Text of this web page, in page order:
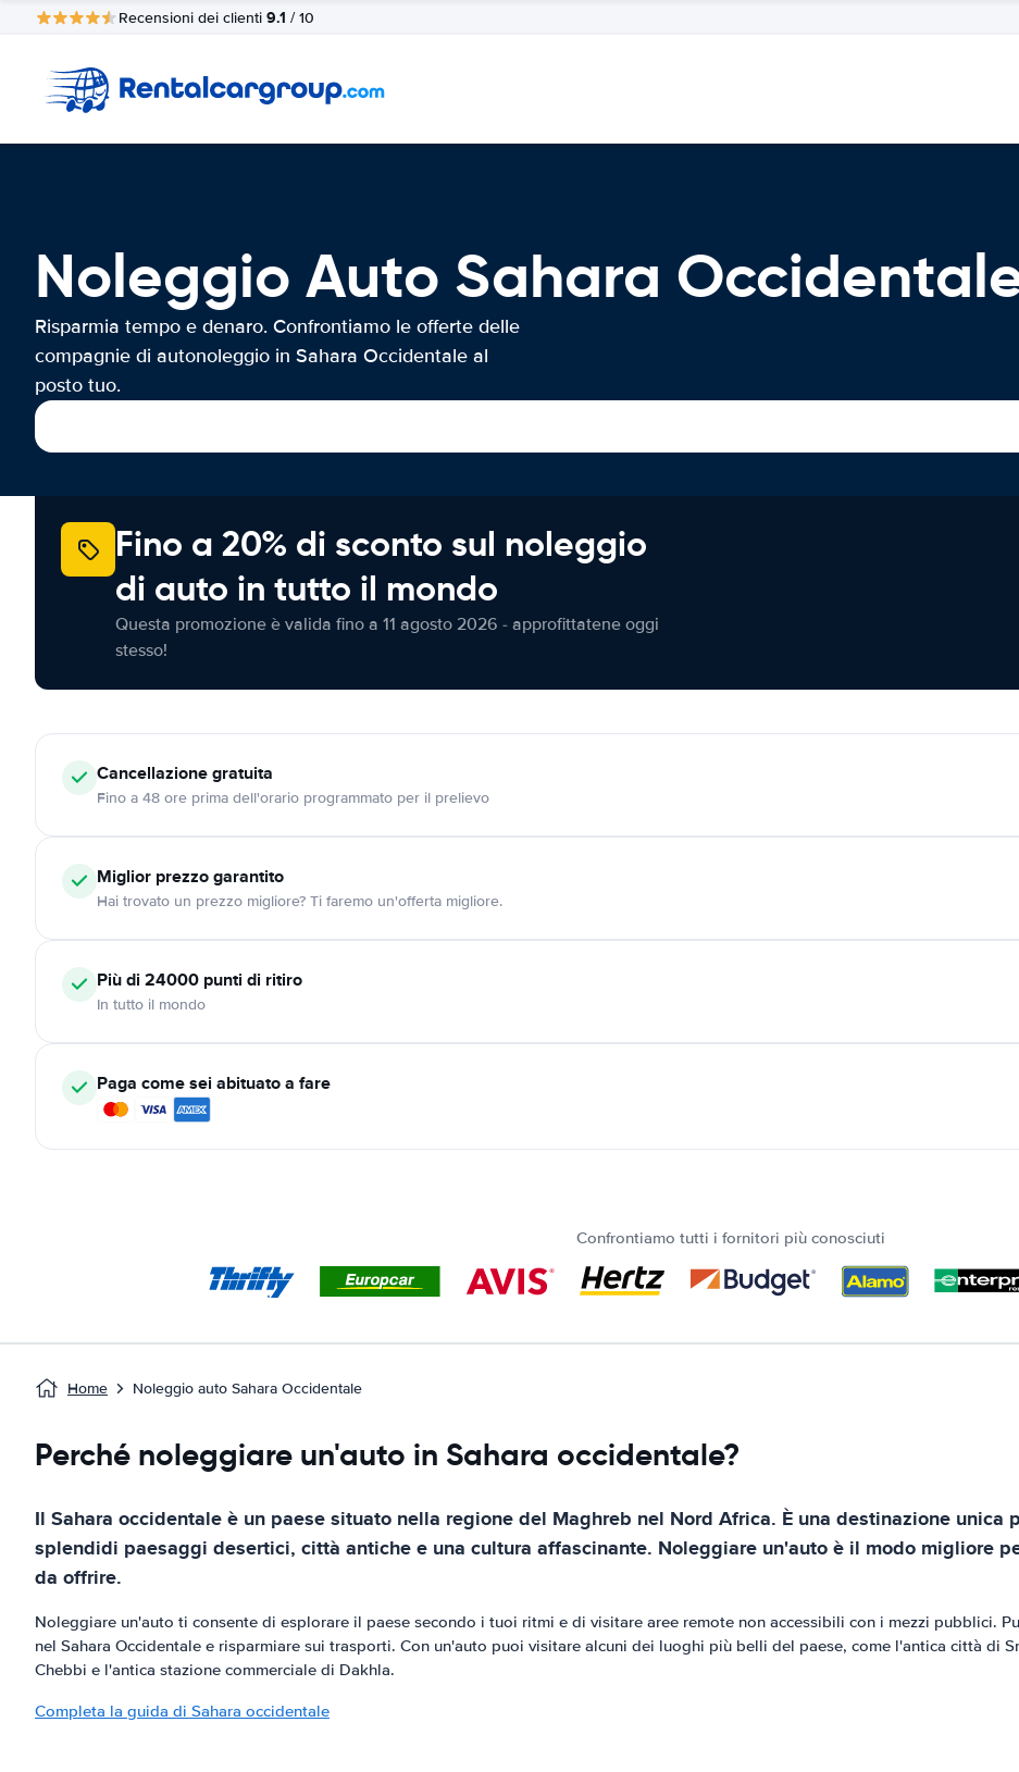
Recensioni dei clienti 9.1 / 10
Noleggio Auto Sahara
Risparmia tempo e denaro. Confrontiamo le offerte delle
compagnie di autonoleggio in Sahara Occidentale al
posto tuo.
Fino a 20% di sconto sul noleggio
di auto in tutto il mondo
Questa promozione è valida fino a 11 agosto 2026 - approfittatene oggi
stesso!
Cancellazionegratuita
Fino a 48 ore prima dell'orario programmato per il prelievo
Miglior prezzo garantito
Hai trovato un prezzo migliore? Ti faremo un'offerta migliore.
Più di 24000 punti di ritiro
In tutto il mondo
Paga come sei abituato a fare
Confrontiamo tutti i fornitori più conosciuti
Home Noleggio auto Sahara Occidentale
Perché noleggiare un'auto in Sahara occidentale?
Il Sahara occidentale è un paese situato nella regione del Maghreb nel Nord Africa. È una destinazione
splendidi paesaggi desertici, città antiche e una cultura affascinante. Noleggiare un'auto è il modo migliore
da offrire.
Noleggiare un'auto ti consente di esplorare il paese secondo i tuoi ritmi e di visitare aree remote non accessibili con i mezzi pubblici.
nel Sahara Occidentale e risparmiare sui trasporti. Con un'auto puoi visitare alcuni dei luoghi più belli del paese, come l'antica città di
Chebbi e l'antica stazione commerciale di Dakhla.
Completa la guida di Sahara occidentale